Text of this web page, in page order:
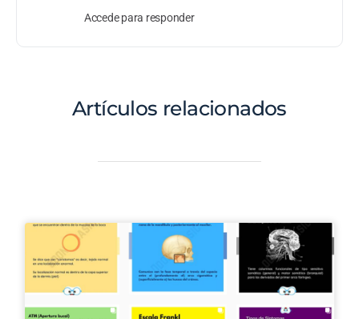
Accede para responder
Artículos relacionados